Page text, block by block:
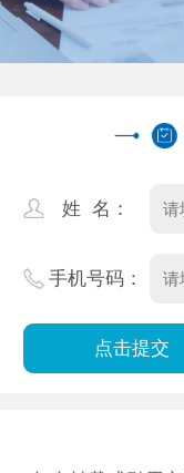
姓 名：
手机号码：